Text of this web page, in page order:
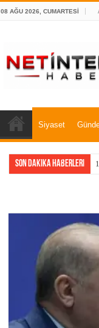
08 AĞU 2026, CUMARTESI
Siyaset
Son Dakika Haberleri